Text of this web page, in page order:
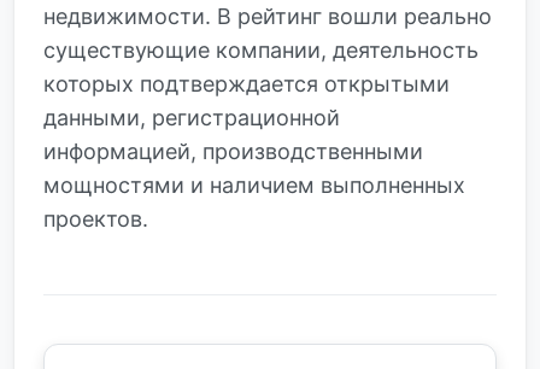
недвижимости. В рейтинг вошли реально
существующие компании, деятельность
которых подтверждается открытыми
данными, регистрационной
информацией, производственными
мощностями и наличием выполненных
проектов.